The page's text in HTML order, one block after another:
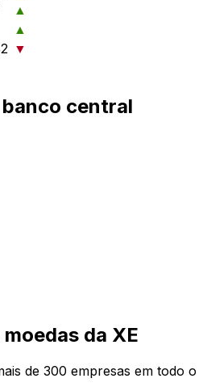
▲
▲
▼
central
da XE
de 300 empresas em todo o